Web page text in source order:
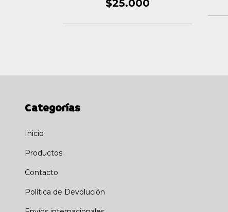
$25.000
Categorías
Inicio
Productos
Contacto
Política de Devolución